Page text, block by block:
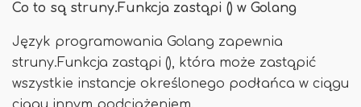
Co to są struny.Funkcja zastąpi () w Golang
Język programowania Golang zapewnia
struny.Funkcja zastąpi (), która może zastąpić
wszystkie instancje określonego podłańca w ciągu